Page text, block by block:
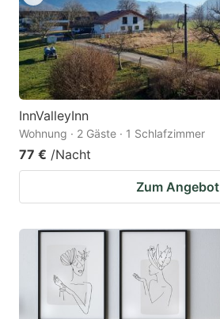
InnValleyInn
Wohnung · 2 Gäste · 1 Schlafzimmer
77 € /Nacht
Zum Angebot